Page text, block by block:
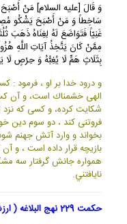
وَ قَالَ [عليه السلام] مَنْ أَصْبَحَ
سَاخِطاً وَ مَنْ أَصْبَحَ يَشْكُو
غَنِيّاً فَتَوَاضَعَ لَهُ لِغِنَاهُ ذَهَبَ
مِمَّنْ كَانَ يَتَّخِذُ آيَاتِ اللَّهِ
بِثَلَاثٍ هَمٍّ لَا يُغِبُّهُ وَ حِرْصٍ لَا
و درود خدا بر او ، فرمود :
الهى خشمناك است، و آن
شكايت كرده، و كسى كه نزد
فروتنى كند ، دو سوم دين
بخواند و وارد آتش جهنم
بازيچه قرار داده است ، و
همواره جانش گرفتار سه
نايافتني.
حکمت 229 نهج البلاغه ( ارزش قناعت و خوش خلقی )